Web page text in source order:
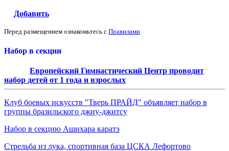
Добавить
Перед размещением ознакомьтесь с Правилами
Набор в секции
Европейский Гимнастический Центр проводит
набор детей от 1 года и взрослых
Клуб боевых искусств "Тверь ПРАЙД" объявляет набор в
группы бразильского джиу-джитсу
Набор в секцию Ашихара каратэ
Стрельба из лука, спортивная база ЦСКА Лефортово